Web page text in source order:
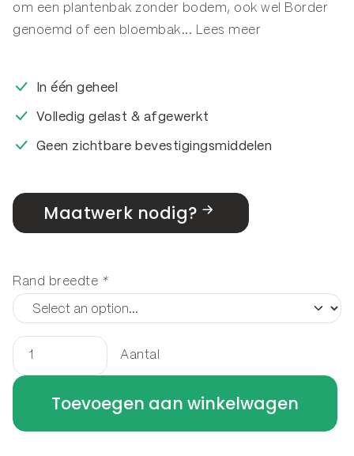
om een plantenbak zonder bodem, ook wel
Border
genoemd of een bloembak ... Lees meer
In één geheel
Volledig gelast & afgewerkt
Geen zichtbare bevestigingsmiddelen
Maatwerk nodig?
Rand breedte *
Border
rechthoek
x
Aantal
Toevoegen aan winkelwagen